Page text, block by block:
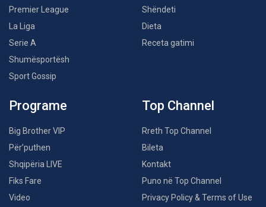
Premier League
La Liga
Serie A
Shumësportësh
Sport Gossip
Shëndeti
Dieta
Receta gatimi
Programe
Big Brother VIP
Për’puthen
Shqipëria LIVE
Fiks Fare
Video
Top Channel
Rreth Top Channel
Bileta
Kontakt
Puno në Top Channel
Privacy Policy & Terms of Use